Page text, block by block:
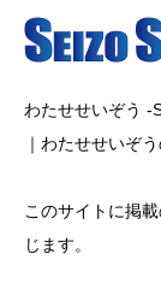
わたせせいぞう -
｜わたせせいぞ
このサイトに掲
じます。